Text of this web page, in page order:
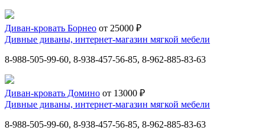
Диван-кровать Борнео от 25000 ₽
Дивные диваны, интернет-магазин мягкой мебели
8-988-505-99-60, 8-938-457-56-85, 8-962-885-83-63
Диван-кровать Домино от 13000 ₽
Дивные диваны, интернет-магазин мягкой мебели
8-988-505-99-60, 8-938-457-56-85, 8-962-885-83-63